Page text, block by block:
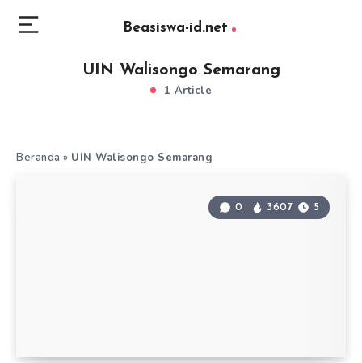
Beasiswa-id.net
UIN Walisongo Semarang
1 Article
Beranda » UIN Walisongo Semarang
0 3607 5